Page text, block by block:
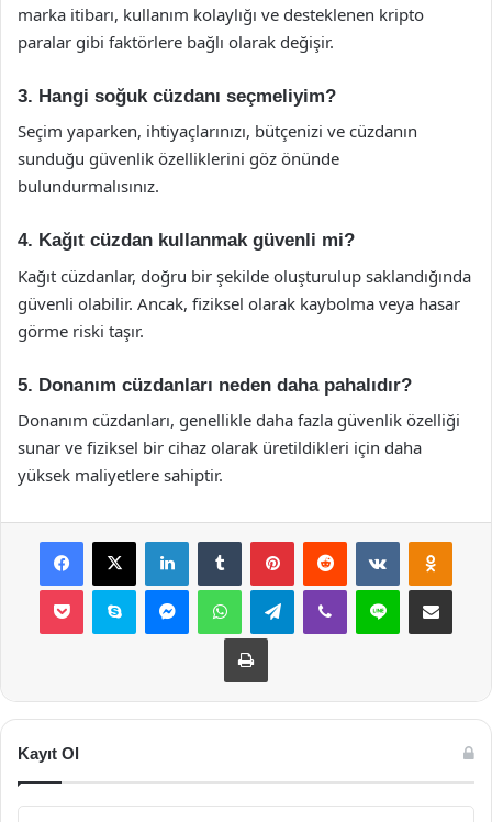
marka itibarı, kullanım kolaylığı ve desteklenen kripto
paralar gibi faktörlere bağlı olarak değişir.
3. Hangi soğuk cüzdanı seçmeliyim?
Seçim yaparken, ihtiyaçlarınızı, bütçenizi ve cüzdanın
sunduğu güvenlik özelliklerini göz önünde
bulundurmalısınız.
4. Kağıt cüzdan kullanmak güvenli mi?
Kağıt cüzdanlar, doğru bir şekilde oluşturulup saklandığında
güvenli olabilir. Ancak, fiziksel olarak kaybolma veya hasar
görme riski taşır.
5. Donanım cüzdanları neden daha pahalıdır?
Donanım cüzdanları, genellikle daha fazla güvenlik özelliği
sunar ve fiziksel bir cihaz olarak üretildikleri için daha
yüksek maliyetlere sahiptir.
Facebook
X LinkedInTumblr PinterestReddit VKontakte
Pocket Skype MessengerWhatsAppTelegramViber Line E-Posta ile
Yazdır
Kayıt Ol